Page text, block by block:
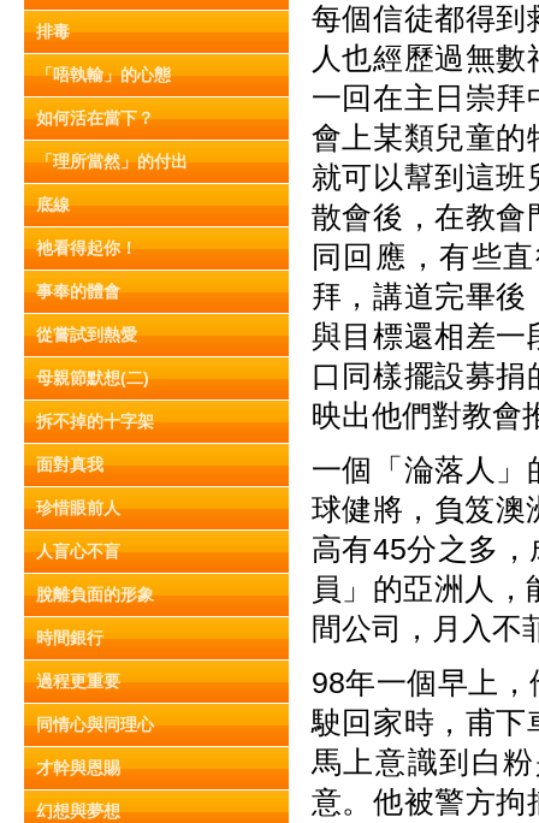
排毒
「唔執輸」的心態
如何活在當下？
「理所當然」的付出
底線
祂看得起你！
事奉的體會
從嘗試到熱愛
母親節默想(二)
拆不掉的十字架
面對真我
珍惜眼前人
人盲心不盲
脫離負面的形象
時間銀行
過程更重要
同情心與同理心
才幹與恩賜
幻想與夢想
每個信徒都得到
人也經歷過無數
一回在主日崇拜
會上某類兒童的
就可以幫到這班
散會後，在教會
同回應，有些
拜，講道完畢後
與目標還相差一
口同樣擺設募
映出他們對教會
一個「淪落人」
球健將，負笈澳
高有45分之多
員」的亞洲人
間公司，月入不
98年一個早上
駛回家時，甫下
馬上意識到白
意。他被警方拘